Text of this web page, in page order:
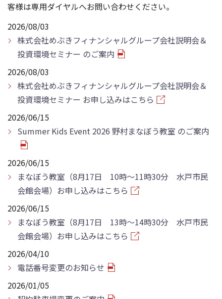
客様は専用ダイヤルへお問い合わせください。
2026/08/03
株式会社めぶきフィナンシャルグループ会社説明会＆
投資環境セミナー のご案内
2026/08/03
株式会社めぶきフィナンシャルグループ会社説明会＆
投資環境セミナー お申し込みはこちら
2026/06/15
Summer Kids Event 2026 野村まなぼう教室 のご案内
2026/06/15
まなぼう教室（8月17日 10時～11時30分 水戸市民
会館会場）お申し込みはこちら
2026/06/15
まなぼう教室（8月17日 13時～14時30分 水戸市民
会館会場）お申し込みはこちら
2026/04/10
電話番号変更のお知らせ
2026/01/05